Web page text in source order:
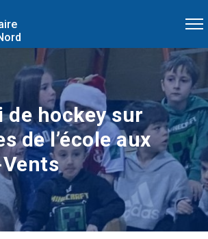
de hockey sur
de l’école aux